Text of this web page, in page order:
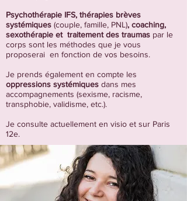
Psychothérapie IFS, thérapies brèves
systémiques (couple, famille, PNL), coaching,
sexothérapie et traitement des traumas par le
corps sont les méthodes que je vous
proposerai en fonction de vos besoins.
Je prends également en compte les
oppressions systémiques dans mes
accompagnements (sexisme, racisme,
transphobie, validisme, etc.).
Je consulte actuellement en visio et sur Paris
12e.